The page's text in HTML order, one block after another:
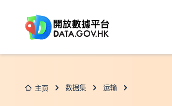
主页 数据集 运输